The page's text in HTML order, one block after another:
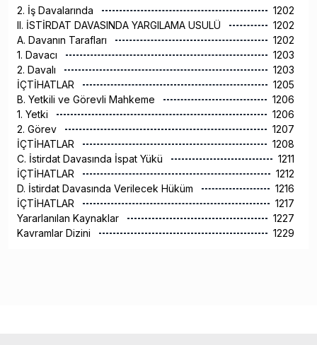
2. İş Davalarında
1202
II. İSTİRDAT DAVASINDA YARGILAMA USULÜ
1202
A. Davanın Tarafları
1202
1. Davacı
1203
2. Davalı
1203
İÇTİHATLAR
1205
B. Yetkili ve Görevli Mahkeme
1206
1. Yetki
1206
2. Görev
1207
İÇTİHATLAR
1208
C. İstirdat Davasında İspat Yükü
1211
İÇTİHATLAR
1212
D. İstirdat Davasında Verilecek Hüküm
1216
İÇTİHATLAR
1217
Yararlanılan Kaynaklar
1227
Kavramlar Dizini
1229